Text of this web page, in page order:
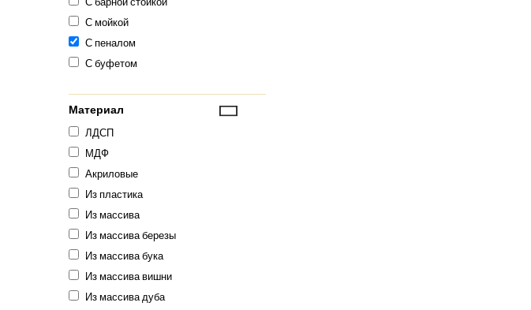
С мойкой
С пеналом
С буфетом
Материал
ЛДСП
МДФ
Акриловые
Из пластика
Из массива
Из массива березы
Из массива бука
Из массива вишни
Из массива дуба